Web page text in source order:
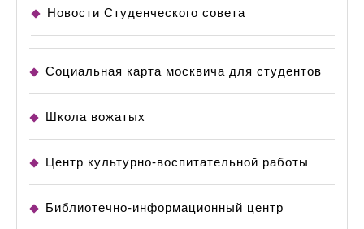
Новости Студенческого совета
Социальная карта москвича для студентов
Школа вожатых
Центр культурно-воспитательной работы
Библиотечно-информационный центр